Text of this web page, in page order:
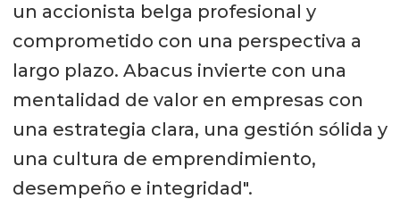
un accionista belga profesional y
comprometido con una perspectiva a
largo plazo. Abacus invierte con una
mentalidad de valor en empresas con
una estrategia clara, una gestión sólida y
una cultura de emprendimiento,
desempeño e integridad".